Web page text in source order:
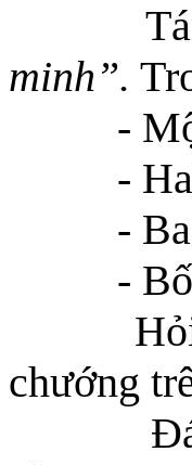
minh”.
-
-
-
-
chướng tr